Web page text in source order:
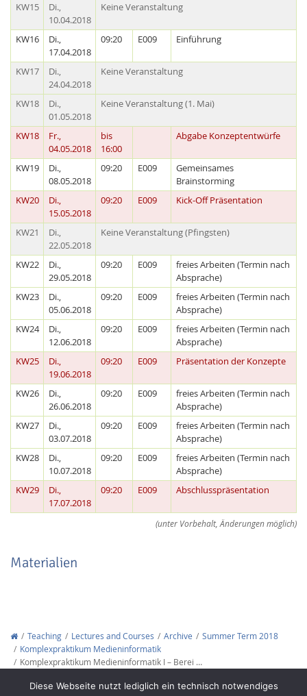
Lab Dresden
(unter Vorbehalt, Änderungen möglich)
KW15
Di.,
10.04.2018
Keine Veranstaltung
KW16
Di.,
17.04.2018
09:20 E009 Einführung
KW17
Di.,
24.04.2018
Keine Veranstaltung
KW18
Di.,
01.05.2018
Keine Veranstaltung (1. Mai)
KW18
Fr.,
04.05.2018
bis
16:00
Abgabe Konzeptentwürfe
KW19
Di.,
08.05.2018
09:20 E009
Gemeinsames
Brainstorming
KW20
Di.,
15.05.2018
09:20 E009 Kick-Off Präsentation
KW21
Di.,
22.05.2018
Keine Veranstaltung (Pfingsten)
KW22
Di.,
29.05.2018
09:20 E009
freies Arbeiten (Termin nach
Absprache)
KW23
Di.,
05.06.2018
09:20 E009
freies Arbeiten (Termin nach
Absprache)
KW24
Di.,
12.06.2018
09:20 E009
freies Arbeiten (Termin nach
Absprache)
KW25
Di.,
19.06.2018
09:20 E009 Präsentation der Konzepte
KW26
Di.,
26.06.2018
09:20 E009
freies Arbeiten (Termin nach
Absprache)
KW27
Di.,
03.07.2018
09:20 E009
freies Arbeiten (Termin nach
Absprache)
KW28
Di.,
10.07.2018
09:20 E009
freies Arbeiten (Termin nach
Absprache)
KW29
Di.,
17.07.2018
09:20 E009 Abschlusspräsentation
Materialien
Teaching Lectures and Courses Archive
Summer Term 2018
Komplexpraktikum Medieninformatik
Komplexpraktikum Medieninformatik I – Berei …
Diese Webseite nutzt lediglich ein technisch notwendiges